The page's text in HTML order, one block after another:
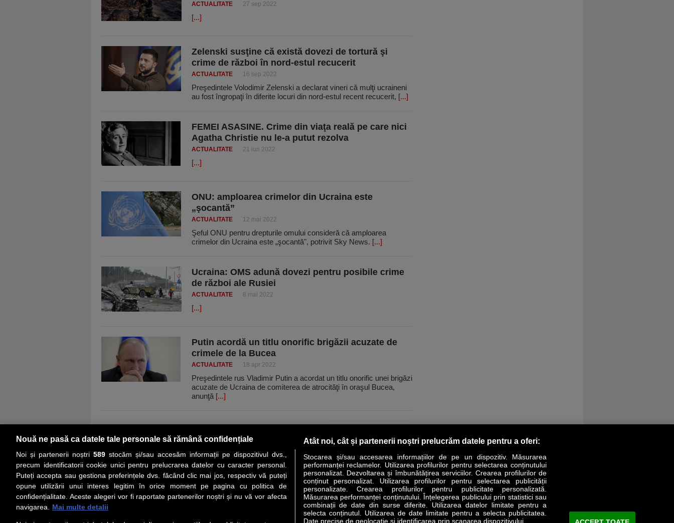
ACTUALITATE 27 sep 2022
[...]
Zelenski susţine că există dovezi de tortură şi
crime de război în nord-estul recucerit
ACTUALITATE 16 sep 2022
Preşedintele Volodimir Zelenski a declarat vineri că mulţi ucraineni
au fost îngropaţi în diferite locuri din nord-estul recent recucerit, [...]
FEMEI ASASINE. Crime din viaţa reală pe care nici
Agatha Christie nu le-a putut rezolva
ACTUALITATE 21 iun 2022
[...]
ONU: amploarea crimelor din Ucraina este
„şocantă”
ACTUALITATE 12 mai 2022
Şeful ONU pentru drepturile omului consideră că amploarea
crimelor din Ucraina este „şocantă", potrivit Sky News. [...]
Ucraina: OMS adună dovezi pentru posibile crime
de război ale Rusiei
ACTUALITATE 8 mai 2022
[...]
Putin acordă un titlu onorific brigăzii acuzate de
crimele de la Bucea
ACTUALITATE 18 apr 2022
Preşedintele rus Vladimir Putin a acordat un titlu onorific unei brigăzi
acuzate de Ucraina de comiterea de atrocităţi în oraşul Bucea,
anunţă [...]
PRIMA PAGINĂ COVER STORY LIDERI ANALIZE HI-TECH MEET THE CEO LIFESTYLE SPECIAL OPINII
Social Servicii Revista Business Magazin
Nouă ne pasă ca datele tale personale să rămână confidențiale
Noi și partenerii noștri 589stocăm și/sau accesăm informații pe dispozitivul dvs.,
precum identificatorii cookie unici pentru prelucrarea datelor cu caracter personal.
Puteți accepta sau gestiona preferințele dvs. făcând clic mai jos, respectiv vă puteți
opune utilizării unui interes legitim în orice moment pe pagina cu politica de
confidențialitate. Aceste alegeri vor fi raportate partenerilor noștri și nu vă vor afecta
navigarea.
Mai multe detalii
Atât noi, cât și partenerii noștri prelucrăm datele pentru a oferi:
Stocarea și/sau accesarea informațiilor de pe un dispozitiv. Măsurarea
performanței reclamelor. Utilizarea profilurilor pentru selectarea conținutului
personalizat. Dezvoltarea și îmbunătățirea serviciilor. Crearea profilurilor de
conținut personalizat. Utilizarea profilurilor pentru selectarea publicității
personalizate. Crearea profilurilor pentru publicitate personalizată.
Măsurarea performanței conținutului. Înțelegerea publicului prin statistici sau
combinații de date din surse diferite. Utilizarea datelor limitate pentru a
selecta conținutul. Utilizarea de date limitate pentru a selecta publicitatea.
Date precise de geolocație și identificarea prin scanarea dispozitivului.